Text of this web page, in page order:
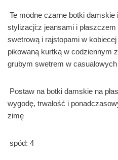
Te modne czarne botki damskie
stylizacji:z jeansami i
swetrową i rajstopami w kobiecej
pikowaną kurtką w codziennym
grubym swetrem w
Postaw na botki damskie na
wygodę, trwałość i
zimę
spód: 4